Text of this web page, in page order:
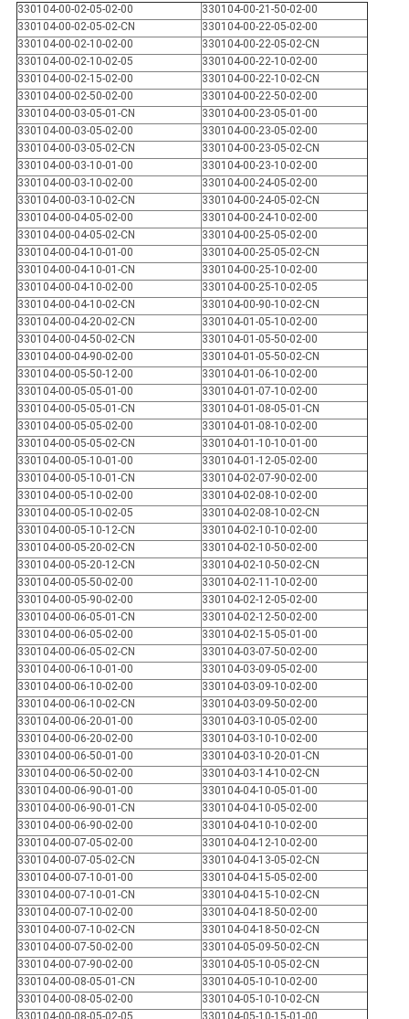
330104-00-02-05-02-00
330104-00-21-50-02-00
330104-00-02-05-02-CN
330104-00-22-05-02-00
330104-00-02-10-02-00
330104-00-22-05-02-CN
330104-00-02-10-02-05
330104-00-22-10-02-00
330104-00-02-15-02-00
330104-00-22-10-02-CN
330104-00-02-50-02-00
330104-00-22-50-02-00
330104-00-03-05-01-CN
330104-00-23-05-01-00
330104-00-03-05-02-00
330104-00-23-05-02-00
330104-00-03-05-02-CN
330104-00-23-05-02-CN
330104-00-03-10-01-00
330104-00-23-10-02-00
330104-00-03-10-02-00
330104-00-24-05-02-00
330104-00-03-10-02-CN
330104-00-24-05-02-CN
330104-00-04-05-02-00
330104-00-24-10-02-00
330104-00-04-05-02-CN
330104-00-25-05-02-00
330104-00-04-10-01-00
330104-00-25-05-02-CN
330104-00-04-10-01-CN
330104-00-25-10-02-00
330104-00-04-10-02-00
330104-00-25-10-02-05
330104-00-04-10-02-CN
330104-00-90-10-02-CN
330104-00-04-20-02-CN
330104-01-05-10-02-00
330104-00-04-50-02-CN
330104-01-05-50-02-00
330104-00-04-90-02-00
330104-01-05-50-02-CN
330104-00-05-50-12-00
330104-01-06-10-02-00
330104-00-05-05-01-00
330104-01-07-10-02-00
330104-00-05-05-01-CN
330104-01-08-05-01-CN
330104-00-05-05-02-00
330104-01-08-10-02-00
330104-00-05-05-02-CN
330104-01-10-10-01-00
330104-00-05-10-01-00
330104-01-12-05-02-00
330104-00-05-10-01-CN
330104-02-07-90-02-00
330104-00-05-10-02-00
330104-02-08-10-02-00
330104-00-05-10-02-05
330104-02-08-10-02-CN
330104-00-05-10-12-CN
330104-02-10-10-02-00
330104-00-05-20-02-CN
330104-02-10-50-02-00
330104-00-05-20-12-CN
330104-02-10-50-02-CN
330104-00-05-50-02-00
330104-02-11-10-02-00
330104-00-05-90-02-00
330104-02-12-05-02-00
330104-00-06-05-01-CN
330104-02-12-50-02-00
330104-00-06-05-02-00
330104-02-15-05-01-00
330104-00-06-05-02-CN
330104-03-07-50-02-00
330104-00-06-10-01-00
330104-03-09-05-02-00
330104-00-06-10-02-00
330104-03-09-10-02-00
330104-00-06-10-02-CN
330104-03-09-50-02-00
330104-00-06-20-01-00
330104-03-10-05-02-00
330104-00-06-20-02-00
330104-03-10-10-02-00
330104-00-06-50-01-00
330104-03-10-20-01-CN
330104-00-06-50-02-00
330104-03-14-10-02-CN
330104-00-06-90-01-00
330104-04-10-05-01-00
330104-00-06-90-01-CN
330104-04-10-05-02-00
330104-00-06-90-02-00
330104-04-10-10-02-00
330104-00-07-05-02-00
330104-04-12-10-02-00
330104-00-07-05-02-CN
330104-04-13-05-02-CN
330104-00-07-10-01-00
330104-04-15-05-02-00
330104-00-07-10-01-CN
330104-04-15-10-02-CN
330104-00-07-10-02-00
330104-04-18-50-02-00
330104-00-07-10-02-CN
330104-04-18-50-02-CN
330104-00-07-50-02-00
330104-05-09-50-02-CN
330104-00-07-90-02-00
330104-05-10-05-02-CN
330104-00-08-05-01-CN
330104-05-10-10-02-00
330104-00-08-05-02-00
330104-05-10-10-02-CN